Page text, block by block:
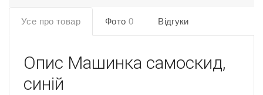
Усе про товар Фото 0 Відгуки
Опис Машинка самоскид,
синій